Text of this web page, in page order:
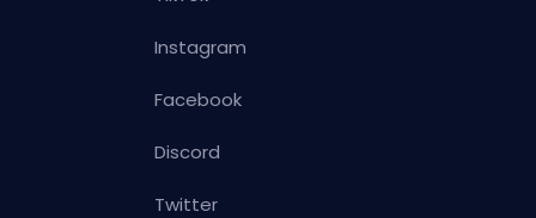
Instagram
Facebook
Discord
Twitter